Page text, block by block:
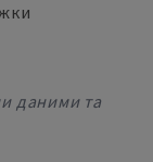
даними та